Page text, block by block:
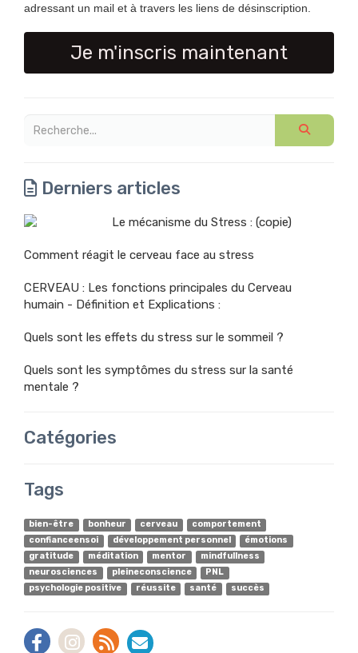
adressant un mail et à travers les liens de désinscription.
Je m'inscris maintenant
Derniers articles
Le mécanisme du Stress : (copie)
Comment réagit le cerveau face au stress
CERVEAU : Les fonctions principales du Cerveau
humain - Définition et Explications :
Quels sont les effets du stress sur le sommeil ?
Quels sont les symptômes du stress sur la santé
mentale ?
Catégories
Tags
bien-être bonheur cerveau
comportement
confianceensoi
développement personnel
émotions
gratitude
méditation mentor
mindfullness
neurosciences
pleineconscience
PNL
psychologie positive
réussite santé succès